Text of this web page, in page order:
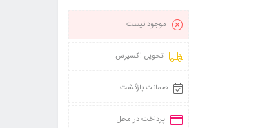
موجود نیست
تحویل اکسپرس
ضمانت بازگشت
پرداخت در محل